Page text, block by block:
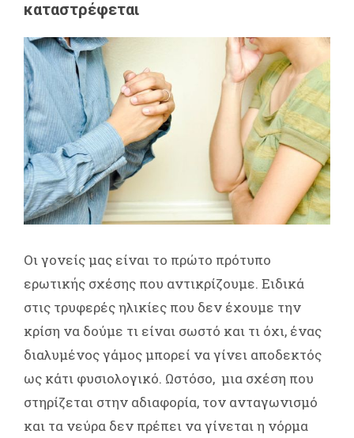
καταστρέφεται
Οι γονείς μας είναι το πρώτο πρότυπο
ερωτικής σχέσης που αντικρίζουμε. Ειδικά
στις τρυφερές ηλικίες που δεν έχουμε την
κρίση να δούμε τι είναι σωστό και τι όχι, ένας
διαλυμένος γάμος μπορεί να γίνει αποδεκτός
ως κάτι φυσιολογικό. Ωστόσο, μια σχέση που
στηρίζεται στην αδιαφορία, τον ανταγωνισμό
και τα νεύρα δεν πρέπει να γίνεται η νόρμα